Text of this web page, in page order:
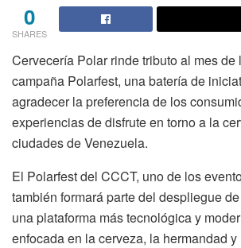
0
SHARES
Cervecería Polar rinde tributo al mes de
campaña Polarfest, una batería de
agradecer la preferencia de los
experiencias de disfrute en torno a la
ciudades deVenezuela.
El Polarfestdel CCCT, uno de los
también formará parte del despliegue
una plataforma más tecnológica y
enfocadaen lacerveza, la hermandad